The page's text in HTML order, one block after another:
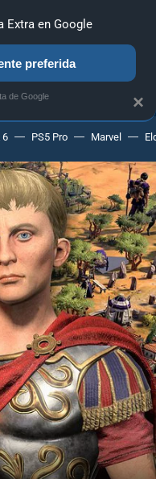
PC SONY NINTENDO
6 PS5 Pro Marvel
×
Extra en Google
preferida
de Google